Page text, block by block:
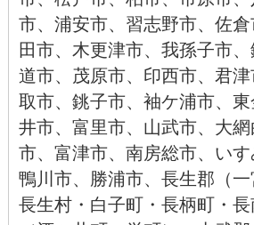
市、 浦安市、 習志野市、 佐
田市、 木更津市、 我孫子市、
道市、 茂原市、 印西市、 君
取市、 銚子市、 袖ケ浦市、
井市、 富里市、 山武市、 大
市、 富津市、 南房総市、 い
鴨川市、 勝浦市、長生郡（一
長生村・白子町・長柄町・